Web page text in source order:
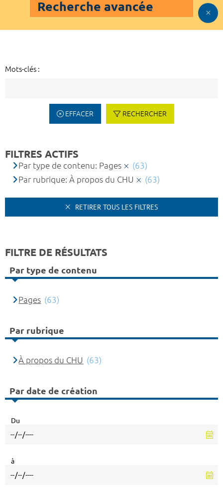
Recherche avancée
Mots-clés :
EFFACER RECHERCHER
FILTRES ACTIFS
Par type de contenu: Pages
(63)
Par rubrique: À propos du CHU
(63)
RETIRER TOUS LES FILTRES
FILTRE DE RÉSULTATS
Par type de contenu
Pages (63)
Par rubrique
À propos du CHU (63)
Par date de création
Du
à